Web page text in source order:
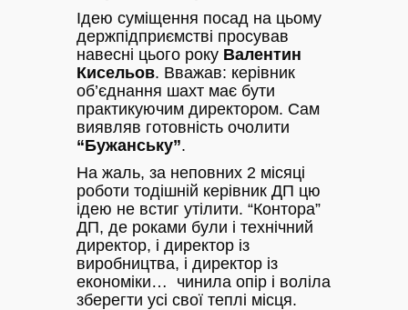
Ідею суміщення посад на цьому
держпідприємстві просував
навесні цього року Валентин
Кисельов. Вважав: керівник
об’єднання шахт має бути
практикуючим директором. Сам
виявляв готовність очолити
“Бужанську”.
На жаль, за неповних 2 місяці
роботи тодішній керівник ДП цю
ідею не встиг утілити. “Контора”
ДП, де роками були і технічний
директор, і директор із
виробництва, і директор із
економіки… чинила опір і воліла
зберегти усі свої теплі місця.